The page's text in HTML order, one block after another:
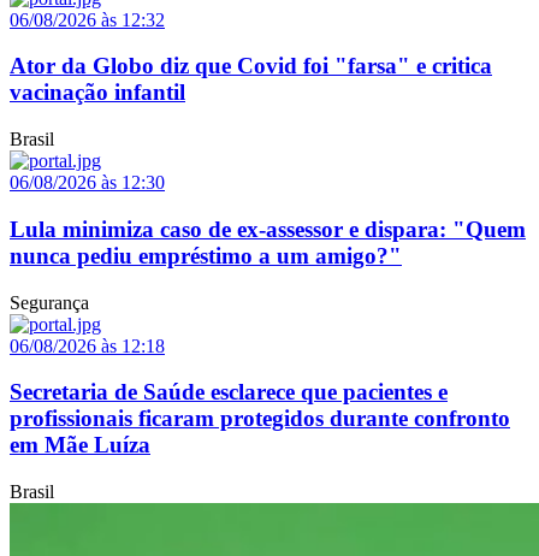
06/08/2026 às 12:32
Ator da Globo diz que Covid foi "farsa" e critica
vacinação infantil
Brasil
06/08/2026 às 12:30
Lula minimiza caso de ex-assessor e dispara: "Quem
nunca pediu empréstimo a um amigo?"
Segurança
06/08/2026 às 12:18
Secretaria de Saúde esclarece que pacientes e
profissionais ficaram protegidos durante confronto
em Mãe Luíza
Brasil